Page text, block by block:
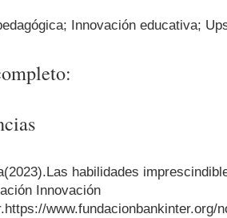
Innovación educativa;
habilidades
Innovación
www.fundacionbankinter.org/